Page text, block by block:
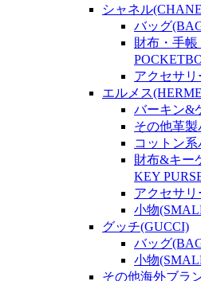
シャネル
バッグ
財布・手帳
アクセサリ
エルメス
バーキン&
その他革
コットン
財布&キー
KEY
アクセサリ
小物
グッチ(GUCCI)
バッグ
小物
その他海外ブラ